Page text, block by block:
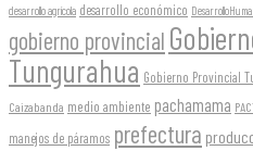
desarrollo agrícola desarrollo económico
gobierno provincial
Tungurahua Gobierno Provincial
Caizabanda medio ambiente pachamama
manejos de páramos prefectura